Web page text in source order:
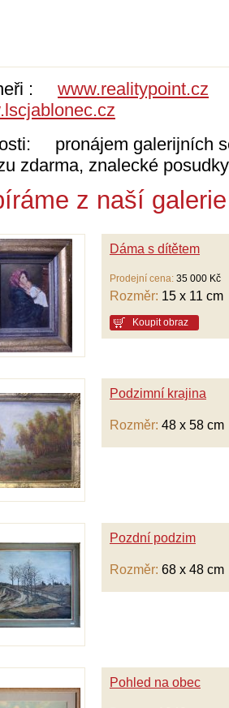
: www.realitypoint.cz
pronájem galerijních
zdarma, znalecké posudky
z naší galerie
Dáma s dítětem
Prodejní cena: 35 000 Kč
Rozměr: 15 x 11 cm
Koupit obraz
Podzimní krajina
Rozměr: 48 x 58 cm
Pozdní podzim
Rozměr: 68 x 48 cm
Pohled na obec